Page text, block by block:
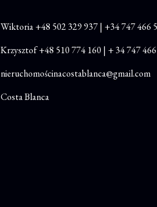
Wiktoria+48 502 329 937| +34 747 466
Krzysztof+48 510 774 160 | + 34 747
nieruchomościnacostablanca@gmail.com
Costa Blanca